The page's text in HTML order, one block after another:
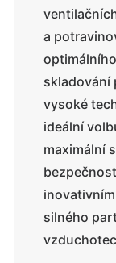
a
skladování
vysoké
ideální
maximální
silného